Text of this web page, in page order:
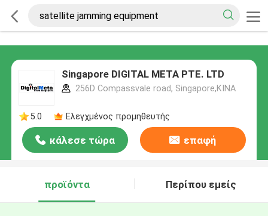
Singapore DIGITAL META PTE. LTD
256D Compassvale road, Singapore,ΚΙΝΑ
5.0 Ελεγχμένος προμηθευτής
κάλεσε τώρα επαφή
προϊόντα Περίπου εμείς